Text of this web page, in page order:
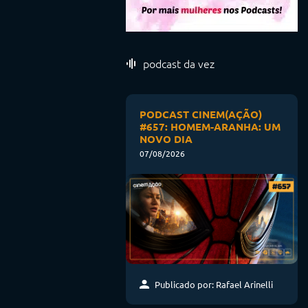
podcast da vez
PODCAST CINEM(AÇÃO)
#657: HOMEM-ARANHA: UM
NOVO DIA
07/08/2026
Publicado por: Rafael Arinelli